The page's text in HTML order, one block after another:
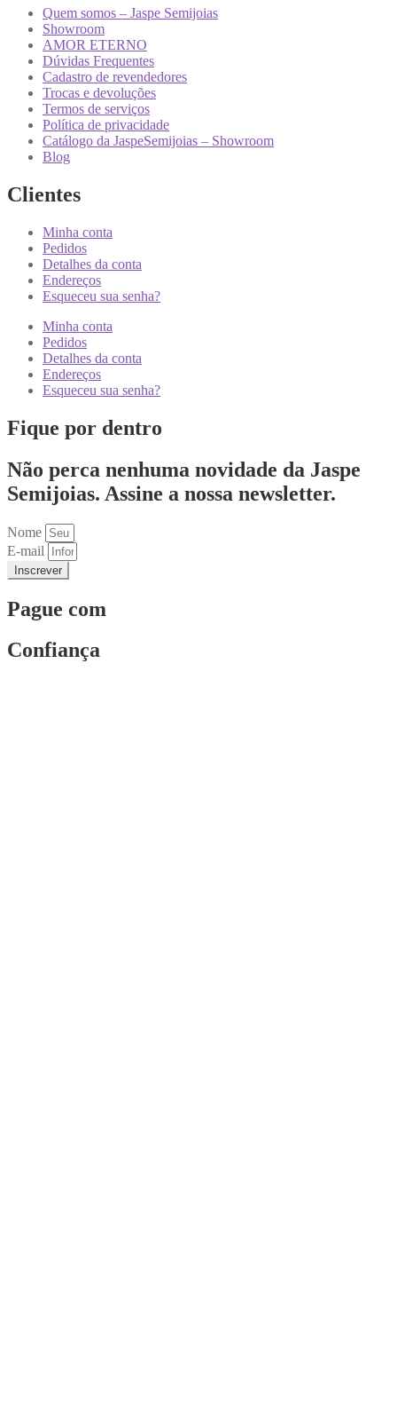
Quem somos – Jaspe Semijoias
Showroom
AMOR ETERNO
Dúvidas Frequentes
Cadastro de revendedores
Trocas e devoluções
Termos de serviços
Política de privacidade
Catálogo da JaspeSemijoias – Showroom
Blog
Clientes
Minha conta
Pedidos
Detalhes da conta
Endereços
Esqueceu sua senha?
Minha conta
Pedidos
Detalhes da conta
Endereços
Esqueceu sua senha?
Fique por dentro
Não perca nenhuma novidade da Jaspe
Semijoias. Assine a nossa newsletter.
Nome
E-mail
Inscrever
Pague com
Confiança